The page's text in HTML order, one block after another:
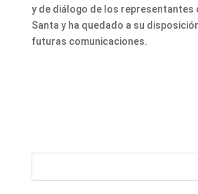
y de diálogo de los representantes
Santa y ha quedado a su
futuras comunicaciones.